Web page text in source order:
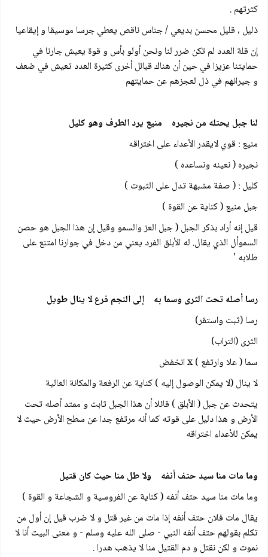
كثرتهم .
ذليل ، قليل محسن بديعي / جناس ناقص يعطي جرسا موسيقا و إيقاعيا
إن قلة العدد لم تكن ضرر لنا ونحن أولو بأس و قوة يعيش جارنا في
حمايتنا عزيزا في حين أن هناك قبائل أخرى كثيرة العدد تعيش في ضعف
و جيرانهم في ذل لعجزهم عن حمايتهم
لنا جبل يحتله من نجيره منيع يرد الطرف وهو كلیل
منيع : قوي لايقدر الأعداء على اختراقه
نجیره ( نعينه ونساعده )
كليل : ( صفة مشبهة تدل على الثبوت )
جبل منيع ( كناية عن القوة )
قيل إنه أراد بذكر الجبل ( جبل العز والسمو وقيل إن هذا الجبل هو حصن
السموأل الذي يقال. له الأبلق الفرد يعني من دخل في جوارنا امتنع على
طلابه '
رسا أصله تحت الثرى وسما به إلى النجم فرع لا ينال طويل
رسا (ثبت واستقر)
الثرى (التراب)
سما ( علا وارتفع ) x انخفض
لا ينال (لا يمكن الوصول إليه ) كناية عن الرفعة والمكانة العالية
يتحدث عن جبل ( الأبلق ) قائلا أن هذا الجبل ثابت و ممتد أصله تحت
الأرض و هذا دليل على قوته كما أنه مرتفع جدا عن سطح الأرض حيث لا
يمكن للأعداء اختراقه
وما مات منا سيد حتف أنفه ولا طل منا حيث كان قتيل
وما مات منا سيد حتف أنفه ( كناية عن الفروسية و الشجاعة و القوة )
يقال مات فلان حتف أنفه إذا مات من غير قتل و لا ضرب قيل إن أول من
تكلم بقولهم حتف أنفه النبي - صلى الله عليه وسلم - و معنى البيت أنا لا
نموت و لكن نقتل و دم القتيل منا لا يذهب هدرا .